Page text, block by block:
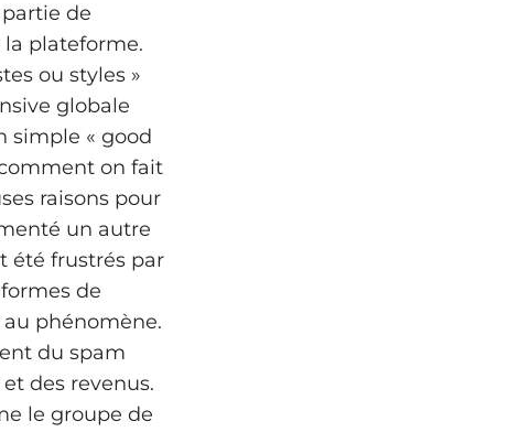
de
la plateforme.
ou styles »
globale
simple « good
on fait
raisons pour
un autre
été frustrés par
de
phénomène.
du spam
des revenus.
le groupe de